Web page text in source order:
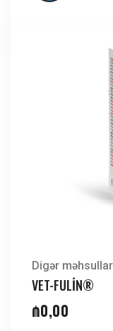
Digər məhsullar
VET-FULİN®
₼0,00